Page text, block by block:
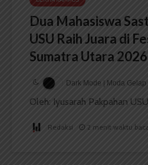
Dua Mahasiswa
USU Raih Juara di
Sumatra Utara 2026
Dark Mode | Moda Gelap
Oleh: Iyusarah Pakpahan
Redaksi 2 menit waktu